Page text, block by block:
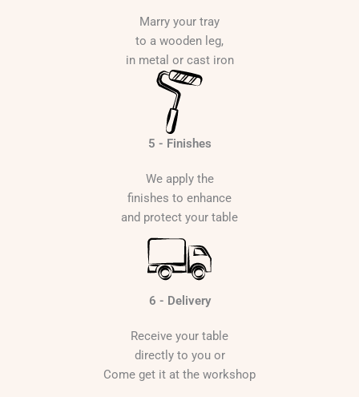
Marry your tray
to a wooden leg,
in metal or cast iron
5 - Finishes
We apply the
finishes to enhance
and protect your table
6 - Delivery
Receive your table
directly to you or
Come get it at the workshop